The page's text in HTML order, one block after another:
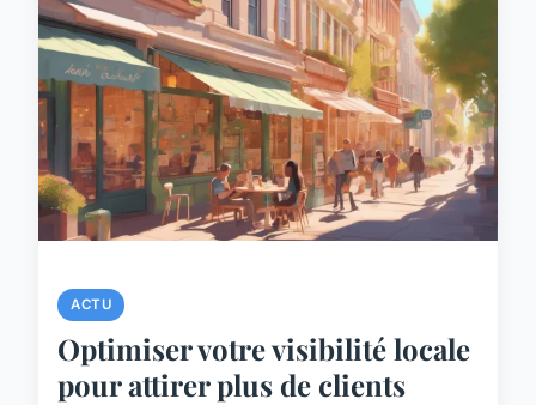
ACTU
Optimiser votre visibilité locale
pour attirer plus de clients